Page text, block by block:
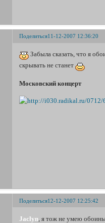
Поделиться11-12-2007 12:36:20
Забыла сказать, что я
скрывать не станет
Московский концерт
Поделиться12-12-2007 12:25:42
Jaclyn , я тож не умею